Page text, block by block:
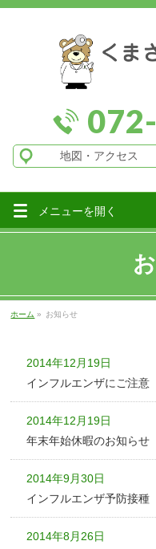
地図 ・アクセス
メニューを開く
ホーム » お知らせ
2014年12月19日
インフルエンザにご注意
2014年12月19日
年末年始休暇のお知らせ
2014年9月30日
インフルエンザ予防接種
2014年8月26日